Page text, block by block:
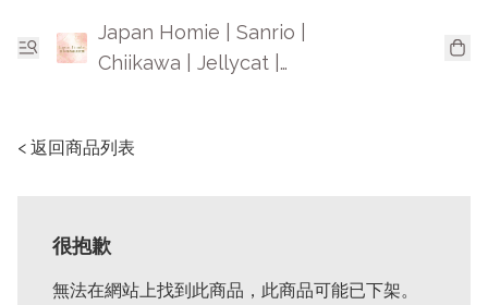
Japan Homie | Sanrio |
Chiikawa | Jellycat |
< 返回商品列表
很抱歉
無法在網站上找到此商品，此商品可能已下架。